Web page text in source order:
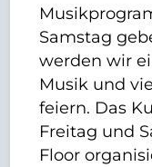
Samstag
werden wir
Musik und
feiern. Das
Freitag und
Floor